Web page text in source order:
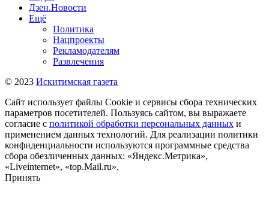
Дзен.Новости
Ещё
Политика
Нацпроекты
Рекламодателям
Развлечения
© 2023 Искитимская газета
Сайт использует файлы Cookie и сервисы сбора технических
параметров посетителей. Пользуясь сайтом, вы выражаете
согласие с политикой обработки персональных данных и
применением данных технологий. Для реализации политики
конфиденциальности используются программные средства
сбора обезличенных данных: «Яндекс.Метрика»,
«Liveinternet», «top.Mail.ru».
Принять